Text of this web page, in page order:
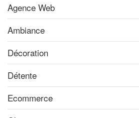
Agence Web
Ambiance
Décoration
Détente
Ecommerce